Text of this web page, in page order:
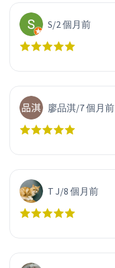
S/2 個月前
廖品淇/7 個月前
T J/8 個月前